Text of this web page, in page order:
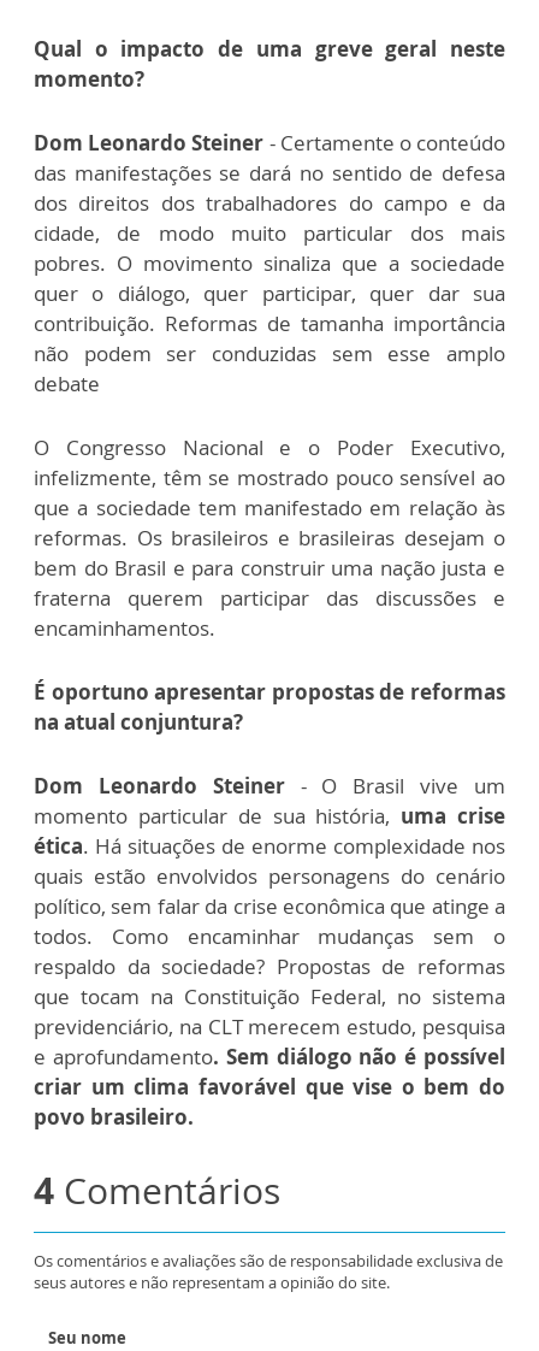
Qual o impacto de uma greve geral neste
momento?
Dom Leonardo Steiner - Certamente o conteúdo
das manifestações se dará no sentido de defesa
dos direitos dos trabalhadores do campo e da
cidade, de modo muito particular dos mais
pobres. O movimento sinaliza que a sociedade
quer o diálogo, quer participar, quer dar sua
contribuição. Reformas de tamanha importância
não podem ser conduzidas sem esse amplo
debate
O Congresso Nacional e o Poder Executivo,
infelizmente, têm se mostrado pouco sensível ao
que a sociedade tem manifestado em relação às
reformas. Os brasileiros e brasileiras desejam o
bem do Brasil e para construir uma nação justa e
fraterna querem participar das discussões e
encaminhamentos.
É oportuno apresentar propostas de reformas
na atual conjuntura?
Dom Leonardo Steiner- O Brasil vive um
momento particular de sua história, uma crise
ética. Há situações de enorme complexidade nos
quais estão envolvidos personagens do cenário
político, sem falar da crise econômica que atinge a
todos. Como encaminhar mudanças sem o
respaldo da sociedade? Propostas de reformas
que tocam na Constituição Federal, no sistema
previdenciário, na CLT merecem estudo, pesquisa
e aprofundamento. Sem diálogo não é possível
criar um clima favorável que vise o bem do
povo brasileiro.
4 Comentários
Os comentários e avaliações são de responsabilidade exclusiva de
seus autores e não representam a opinião do site.
Seu nome